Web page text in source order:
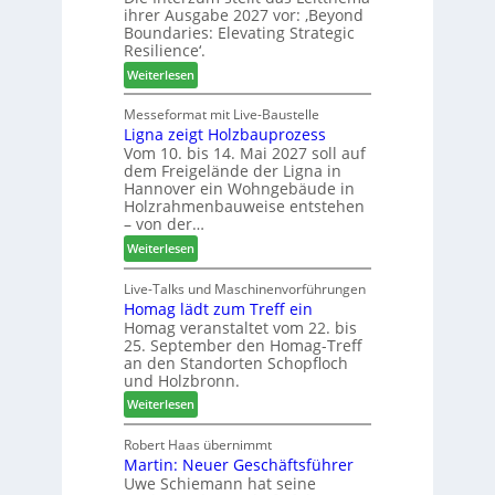
u
n
g
e
n
:
N
e
u
e
r
V
o
r
t
a
n
t
-
V
o
r
s
t
a
n
d
v
e
r
a
b
s
c
h
i
e
d
t
ihrer Ausgabe 2027 vor: ‚Beyond
Boundaries: Elevating Strategic
Resilience‘.
Weiterlesen:
L
e
i
t
t
h
e
m
a
d
e
r
I
n
t
e
r
z
u
m
2
Messeformat mit Live-Baustelle
Ligna zeigt Holzbauprozess
Vom 10. bis 14. Mai 2027 soll auf
dem Freigelände der Ligna in
Hannover ein Wohngebäude in
Holzrahmenbauweise entstehen
– von der…
Weiterlesen:
L
i
g
n
a
z
e
i
g
t
H
o
Live-Talks und Maschinenvorführungen
Homag lädt zum Treff ein
Homag veranstaltet vom 22. bis
25. September den Homag-Treff
an den Standorten Schopfloch
und Holzbronn.
Weiterlesen:
H
o
m
a
Robert Haas übernimmt
Martin: Neuer Geschäftsführer
Uwe Schiemann hat seine